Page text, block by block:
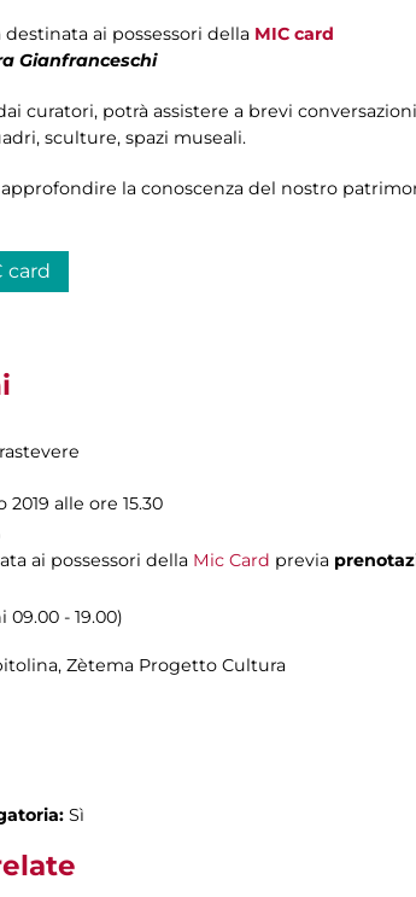
ai possessori della MIC card
Gianfranceschi
curatori, potrà assistere a brevi
sculture, spazi museali.
la conoscenza del nostro
card
alle ore 15.30
ai possessori della Mic Card previa
- 19.00)
Zètema Progetto Cultura
Sì